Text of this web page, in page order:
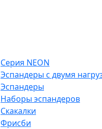
Серия NEON
Эспандеры с двумя
Эспандеры
Наборы эспандеров
Скакалки
Фрисби